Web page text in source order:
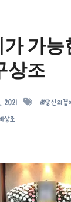
가능
상조
2021 #당신의곁
상조